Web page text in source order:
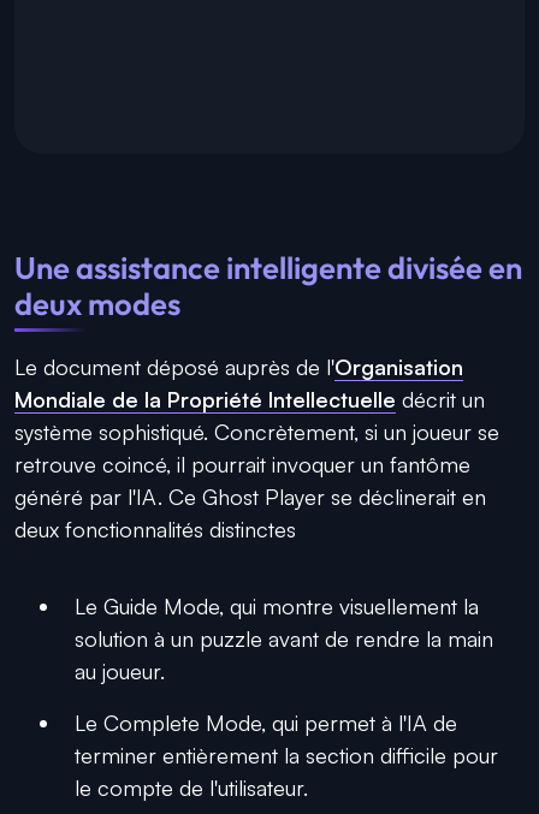
Une assistance intelligente divisée en
deux modes
Le document déposé auprès de l'Organisation
Mondiale de la Propriété Intellectuelle décrit un
système sophistiqué. Concrètement, si un joueur se
retrouve coincé, il pourrait invoquer un fantôme
généré par l'IA. Ce Ghost Player se déclinerait en
deux fonctionnalités distinctes
Le Guide Mode, qui montre visuellement la
solution à un puzzle avant de rendre la main
au joueur.
Le Complete Mode, qui permet à l'IA de
terminer entièrement la section difficile pour
le compte de l'utilisateur.